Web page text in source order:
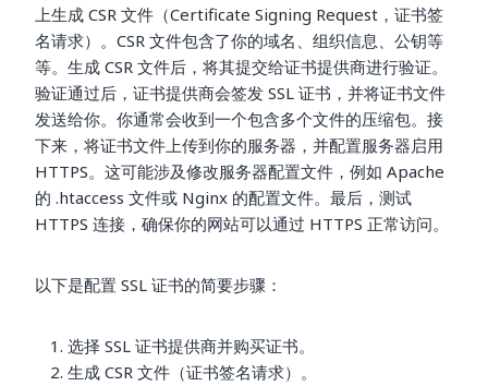
上生成 CSR 文件（Certificate Signing Request，证书签
名请求）。CSR 文件包含了你的域名、组织信息、公钥等
等。生成 CSR 文件后，将其提交给证书提供商进行验证。
验证通过后，证书提供商会签发 SSL 证书，并将证书文件
发送给你。你通常会收到一个包含多个文件的压缩包。接
下来，将证书文件上传到你的服务器，并配置服务器启用
HTTPS。这可能涉及修改服务器配置文件，例如 Apache
的 .htaccess 文件或 Nginx 的配置文件。最后，测试
HTTPS 连接，确保你的网站可以通过 HTTPS 正常访问。
以下是配置 SSL 证书的简要步骤：
选择 SSL 证书提供商并购买证书。
生成 CSR 文件（证书签名请求）。